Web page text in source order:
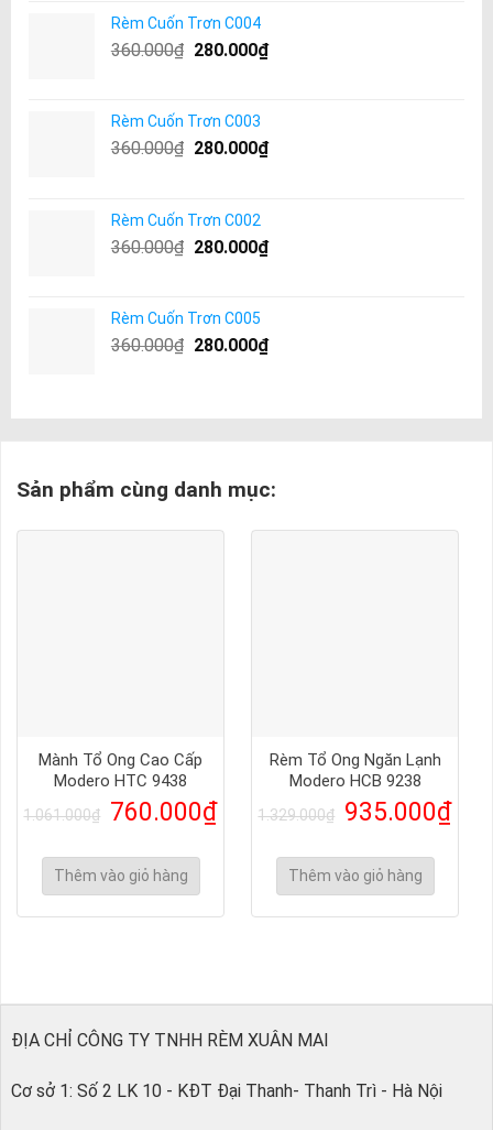
Rèm Cuốn Trơn C004
360.000₫ 280.000₫
Rèm Cuốn Trơn C003
360.000₫ 280.000₫
Rèm Cuốn Trơn C002
360.000₫ 280.000₫
Rèm Cuốn Trơn C005
360.000₫ 280.000₫
Sản phẩm cùng danh mục:
Mành Tổ Ong Cao Cấp
Modero HTC 9438
1.061.000₫ 760.000₫
Thêm vào giỏ hàng
Rèm Tổ Ong Ngăn Lạnh
Modero HCB 9238
1.329.000₫ 935.000₫
Thêm vào giỏ hàng
ĐỊA CHỈ CÔNG TY TNHH RÈM XUÂN MAI
Cơ sở 1: Số 2 LK 10 - KĐT Đại Thanh- Thanh Trì - Hà Nội